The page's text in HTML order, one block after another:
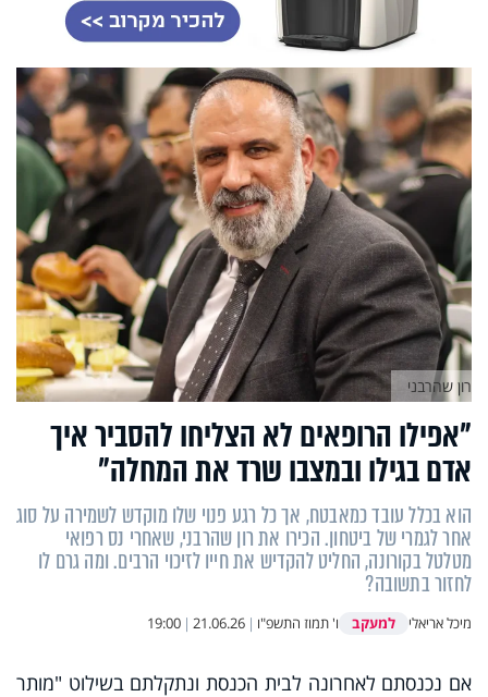
"אפילו הרופאים לא הצליחו להסביר איך
אדם בגילו ובמצבו שרד את המחלה"
הוא בכלל עובד כמאבטח, אך כל רגע פנוי שלו מוקדש לשמירה על סוג
אחר לגמרי של ביטחון. הכירו את רון שהרבני, שאחרי נס רפואי
מטלטל בקורונה, החליט להקדיש את חייו לזיכוי הרבים. ומה גרם לו
לחזור בתשובה?
מיכל אריאלי למעקב ו' תמוז התשפ"ו |
21.06.26
|
19:00
רון שהרבני
אם נכנסתם לאחרונה לבית הכנסת ונתקלתם בשילוט "מותר